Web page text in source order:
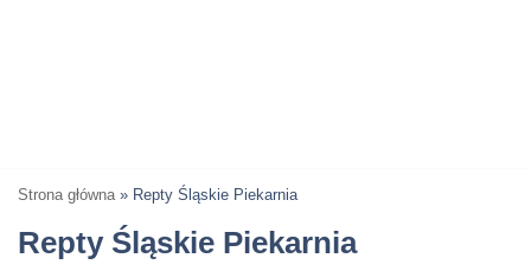
Strona główna » Repty Śląskie Piekarnia
Repty Śląskie Piekarnia